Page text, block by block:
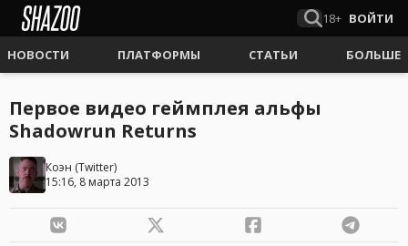
18+ ВОЙТИ
НОВОСТИ ПЛАТФОРМЫ СТАТЬИ БОЛЬШЕ
Первое видео геймплея альфы
Shadowrun Returns
Коэн (Twitter)
15:16, 8 марта 2013